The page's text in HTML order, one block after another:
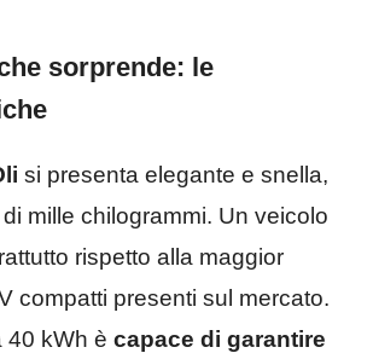
sorprende: le
si presenta elegante e snella,
mille chilogrammi. Un veicolo
rispetto alla maggior
compatti presenti sul mercato.
40 kWh è capace di garantire